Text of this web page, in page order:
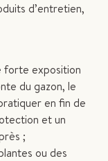
d’entretien,
forte exposition
du gazon, le
en fin de
et un
;
ou des